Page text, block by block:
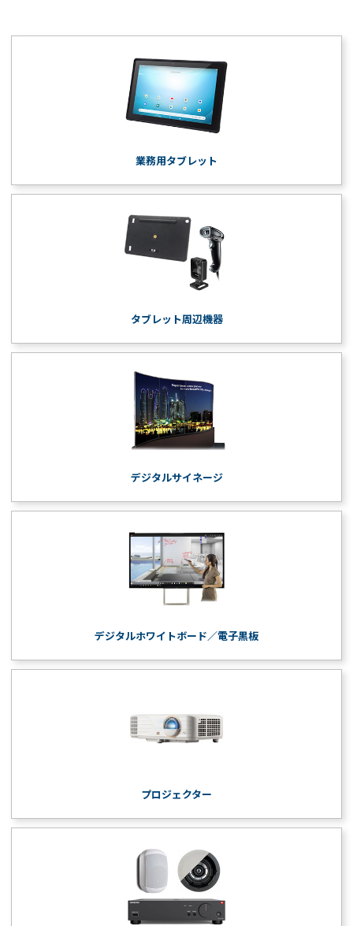
業務用タブレット
タブレット周辺機器
デジタルサイネージ
デジタルホワイトボード／電子黒板
プロジェクター